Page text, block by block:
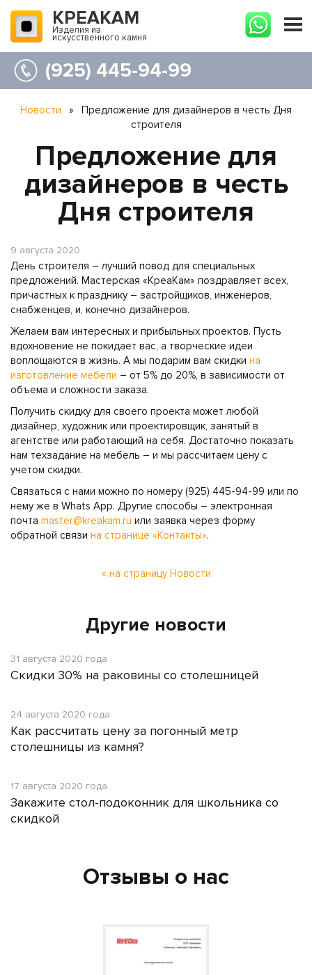
КРЕАКАМ
Изделия из
искусственного камня
(925) 445-94-99
Новости »
Предложение для дизайнеров в честь Дня
строителя
Предложение для
дизайнеров в честь
Дня строителя
9 августа 2020
День строителя – лучший повод для специальных
предложений. Мастерская «КреаКам» поздравляет всех,
причастных к празднику – застройщиков, инженеров,
снабженцев, и, конечно дизайнеров.
Желаем вам интересных и прибыльных проектов. Пусть
вдохновение не покидает вас, а творческие идеи
воплощаются в жизнь. А мы подарим вам скидки на
изготовление мебели – от 5% до 20%, в зависимости от
объема и сложности заказа.
Получить скидку для своего проекта может любой
дизайнер, художник или проектировщик, занятый в
агентстве или работающий на себя. Достаточно показать
нам техзадание на мебель – и мы рассчитаем цену с
учетом скидки.
Связаться с нами можно по номеру (925) 445-94-99 или по
нему же в Whats App. Другие способы – электронная
почта master@kreakam.ru или заявка через форму
обратной связи на странице «Контакты».
« на страницу Новости
Другие новости
31 августа 2020 года
Скидки 30% на раковины со столешницей
24 августа 2020 года
Как рассчитать цену за погонный метр
столешницы из камня?
17 августа 2020 года
Закажите стол-подоконник для школьника со
скидкой
Отзывы о нас